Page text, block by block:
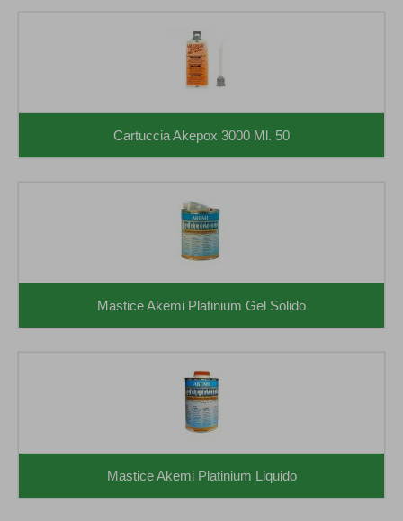
Cartuccia Akepox 3000 Ml. 50
Mastice Akemi Platinium Gel Solido
Mastice Akemi Platinium Liquido